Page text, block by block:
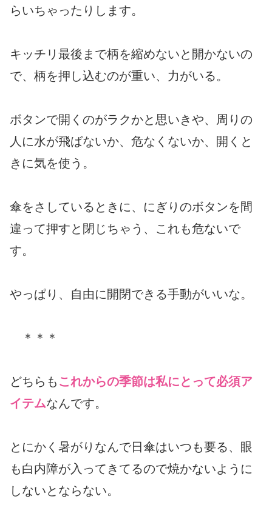
らいちゃったりします。
キッチリ最後まで柄を縮めないと開かないの
で、柄を押し込むのが重い、力がいる。
ボタンで開くのがラクかと思いきや、周りの
人に水が飛ばないか、危なくないか、開くと
きに気を使う。
傘をさしているときに、にぎりのボタンを間
違って押すと閉じちゃう、これも危ないで
す。
やっぱり、自由に開閉できる手動がいいな。
＊＊＊
どちらも これからの季節は私にとって必須ア
イテムなんです。
とにかく暑がりなんで日傘はいつも要る、眼
も白内障が入ってきてるので焼かないように
しないとならない。